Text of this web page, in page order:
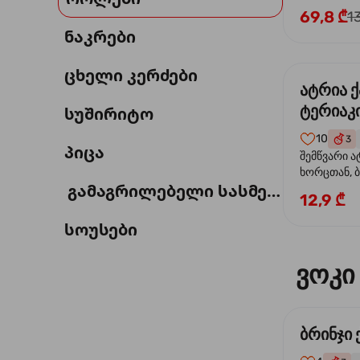
ნაკრები
ცხელი კერძები
სუშირიტო
პიცა
გამაგრილებელი სასმელი
სოუსები
69,8 ₾
ატრია
10 3
შემწვარი
ხორცთან,
და
12,9 ₾
ვოკი
ბრინჯი